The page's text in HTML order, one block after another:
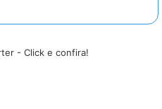
- Click e confira!